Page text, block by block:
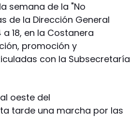
semana de la "No
de la Dirección General
18, en la Costanera
promoción y
con la Subsecretaría
oeste del
tarde una marcha por las